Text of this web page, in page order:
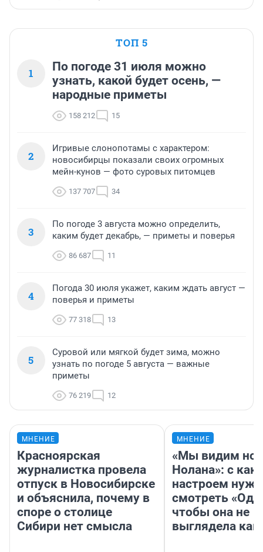
ТОП 5
1
По погоде 31 июля можно
узнать, какой будет осень, —
народные приметы
158 212 15
2
Игривые слонопотамы с характером:
новосибирцы показали своих огромных
мейн-кунов — фото суровых питомцев
137 707 34
3
По погоде 3 августа можно определить,
каким будет декабрь, — приметы и поверья
86 687 11
4
Погода 30 июля укажет, каким ждать август —
поверья и приметы
77 318 13
5
Суровой или мягкой будет зима, можно
узнать по погоде 5 августа — важные
приметы
76 219 12
МНЕНИЕ
Красноярская
журналистка провела
отпуск в Новосибирске
и объяснила, почему в
споре о столице
Сибири нет смысла
МНЕНИЕ
«Мы видим
Нолана»: с
настроем
смотреть
чтобы она не
выглядела как